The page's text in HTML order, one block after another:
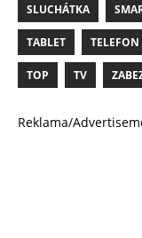
SLUCHÁTKA
TABLET TELEFON
TOP TV
Reklama/